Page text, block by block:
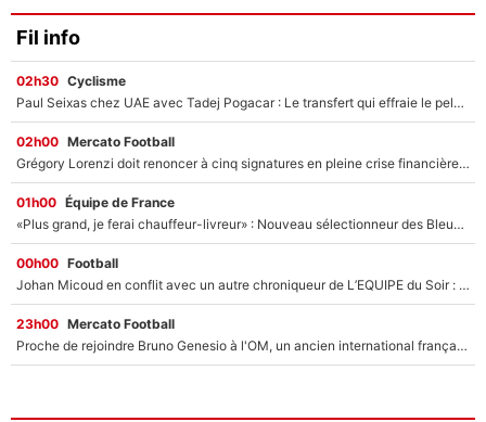
Fil info
02h30 Cyclisme
Paul Seixas chez UAE avec Tadej Pogacar : Le transfert qui effraie le peloton, «c’est la pire des choses qui puisse arriver»
02h00 Mercato Football
Grégory Lorenzi doit renoncer à cinq signatures en pleine crise financière : L’IA propose sept noms à l’OM pour un mercato réussi... à seulement 5M€ !
01h00 Équipe de France
«Plus grand, je ferai chauffeur-livreur» : Nouveau sélectionneur des Bleus, Zinédine Zidane s’était imaginé un avenir très différent lorsqu'il était enfant
00h00 Football
Johan Micoud en conflit avec un autre chroniqueur de L’EQUIPE du Soir : «Pendant un moment, je ne les ai pas remis ensemble dans l'émission»
23h00 Mercato Football
Proche de rejoindre Bruno Genesio à l'OM, un ancien international français va finalement débarquer... sur RMC !